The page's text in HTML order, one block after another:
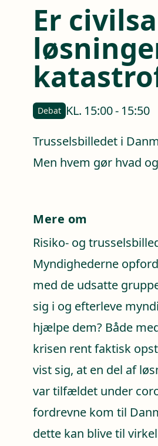
Er
Debat KL. 15:00- 15:50
Trusselsbilledet i
Men hvem gør hvad
Mere om
Risiko- og
Myndighederne
med de udsatte
sig i og efterleve
hjælpe dem? Både
krisen rent faktisk
vist sig, at en del af
var tilfældet under
fordrevne kom til
dette kan blive til